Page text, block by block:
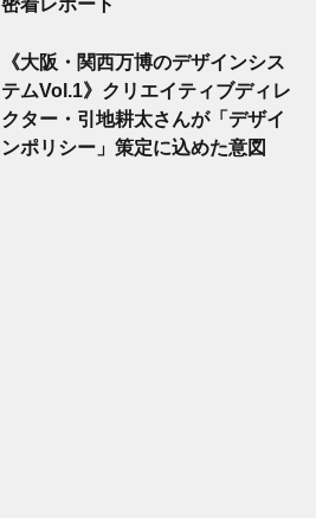
《大阪・関西万博のデザインシス
テムVol.1》クリエイティブディレ
クター・引地耕太さんが「デザイ
ンポリシー」策定に込めた意図